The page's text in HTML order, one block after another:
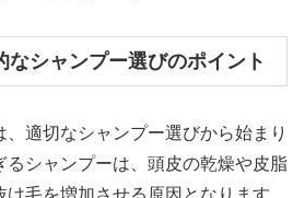
なシャンプー選びのポイント
適切なシャンプー選びから始まり
るシャンプーは、頭皮の乾燥や皮脂
毛を増加させる原因となります。